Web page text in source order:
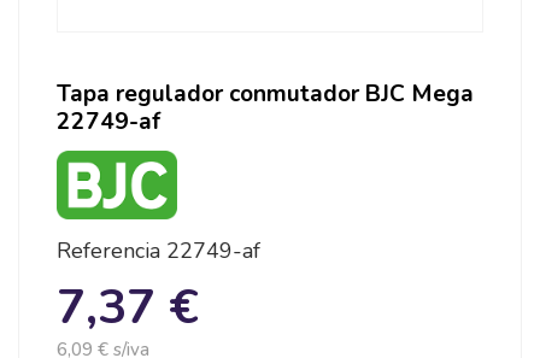
Tapa regulador conmutador BJC Mega
22749-af
Referencia 22749-af
7,37 €
6,09 € s/iva